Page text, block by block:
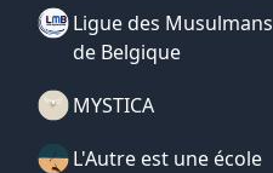
Ligue des Musulmans
de Belgique
MYSTICA
L'Autre est une école